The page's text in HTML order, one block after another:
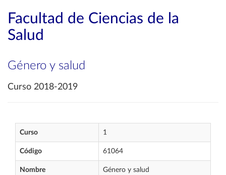
Facultad de Ciencias de la
Salud
Género y salud
Curso 2018-2019
Curso 1
Código 61064
Nombre Género y salud